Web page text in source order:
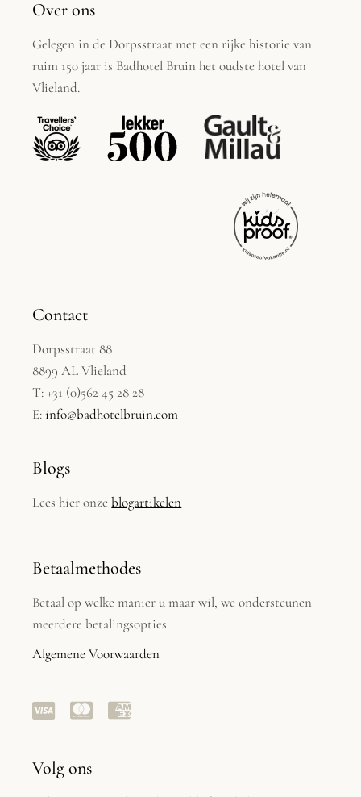
Over ons
Gelegen in de Dorpsstraat met een rijke historie van
ruim 150 jaar is Badhotel Bruin het oudste hotel van
Vlieland.
Contact
Dorpsstraat 88
8899 AL Vlieland
T: +31 (0)562 45 28 28
E:info@badhotelbruin.com
Blogs
Lees hier onzeblogartikelen
Betaalmethodes
Betaal op welke manier u maar wil, we ondersteunen
meerdere betalingsopties.
Algemene Voorwaarden
Volg ons